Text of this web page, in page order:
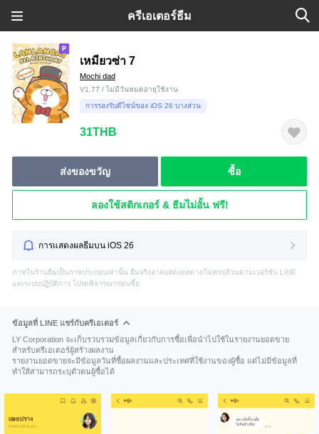
ครีเอเตอร์ธีม
เหมียวซ่า 7
Mochi dad
V1.77 / ไม่มีวันหมดอายุใช้งาน
การรองรับดีไซน์ของ iOS 26 บางส่วน
31THB
ส่งของขวัญ ซื้อ
ลองใช้สติกเกอร์ & ธีมไม่อั้น ฟรี!
การแสดงผลธีมบน iOS 26
ภาพในร้านธีมเป็นภาพประกอบเท่านั้น ธีมจริงอาจแสดงผลต่าง/ไม่ครบถ้วนตามเวอร์ชัน LINE
และระบบปฏิบัติการ โปรดพิจารณาก่อนซื้อ
ข้อมูลที่ LINE แชร์กับครีเอเตอร์
LY Corporation จะเก็บรวบรวมข้อมูลเกี่ยวกับการซื้อเพื่อนำไปใช้ในรายงานยอดขาย
สำหรับครีเอเตอร์ผู้สร้างผลงาน
รายงานยอดขายจะมีข้อมูลวันที่ซื้อผลงานและประเทศที่ใช้งานของผู้ซื้อ แต่ไม่มีข้อมูลที่
ทำให้สามารถระบุตัวตนผู้ซื้อได้